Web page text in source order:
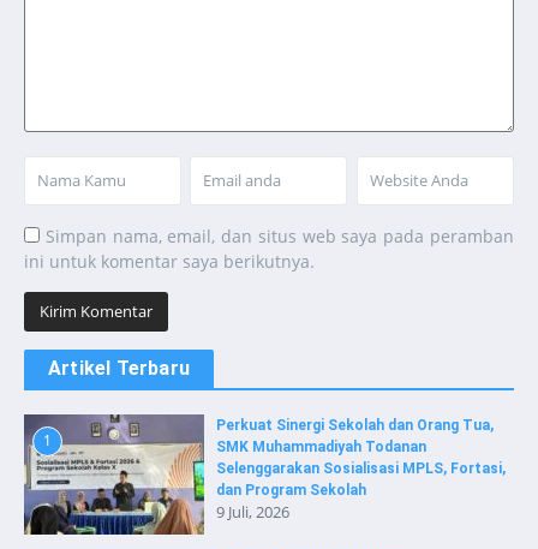
Simpan nama, email, dan situs web saya pada peramban
ini untuk komentar saya berikutnya.
Artikel Terbaru
1
Perkuat Sinergi Sekolah dan Orang Tua,
SMK Muhammadiyah Todanan
Selenggarakan Sosialisasi MPLS, Fortasi,
dan Program Sekolah
9 Juli, 2026